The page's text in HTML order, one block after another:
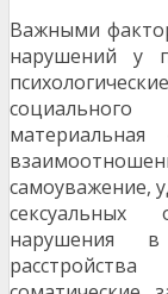
Важными
нарушений у
социального
материальная
самоуважение,
сексуальных
нарушения в